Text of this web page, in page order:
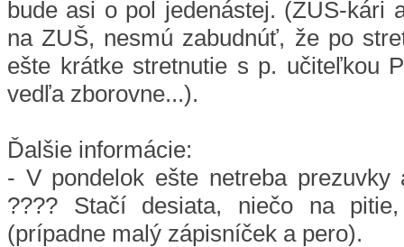
bude asi o pol jedenástej. (ZUŠ-kári
na ZUŠ, nesmú zabudnúť, že po
ešte krátke stretnutie s p. učiteľkou
vedľa zborovne...).
Ďalšie informácie:
- V pondelok ešte netreba prezuvky
???? Stačí desiata, niečo na
(prípadne malý zápisníček a pero).